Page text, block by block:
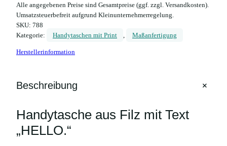
y
t
a
c
e
a
s
Alle angegebenen Preise sind Gesamtpreise (ggf. zzgl. Versandkosten).
Umsatzsteuerbefreit aufgrund Kleinunternehmerregelung.
SKU: 788
Kategorie:
Handytaschen mit Print Maßanfertigung
Herstellerinformation
Beschreibung +
Handytasche aus Filz mit Text
„HELLO.“